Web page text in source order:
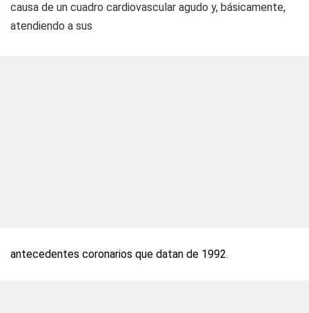
causa de un cuadro cardiovascular agudo y, básicamente,
atendiendo a sus
antecedentes coronarios que datan de 1992.